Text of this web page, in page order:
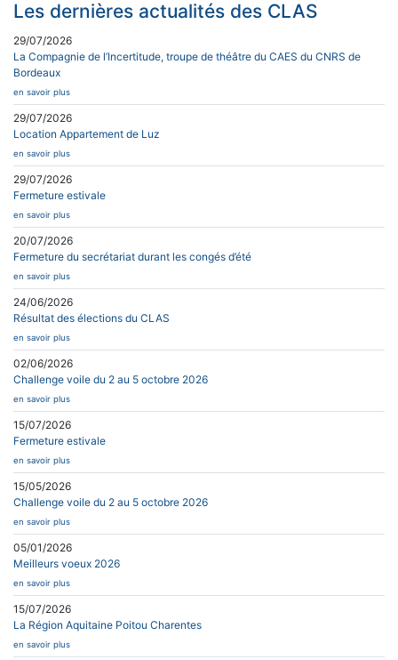
Les dernières actualités des CLAS
29/07/2026
La Compagnie de l’Incertitude, troupe de théâtre du CAES du CNRS de
Bordeaux
en savoir plus
29/07/2026
Location Appartement de Luz
en savoir plus
29/07/2026
Fermeture estivale
en savoir plus
20/07/2026
Fermeture du secrétariat durant les congés d’été
en savoir plus
24/06/2026
Résultat des élections du CLAS
en savoir plus
02/06/2026
Challenge voile du 2 au 5 octobre 2026
en savoir plus
15/07/2026
Fermeture estivale
en savoir plus
15/05/2026
Challenge voile du 2 au 5 octobre 2026
en savoir plus
05/01/2026
Meilleurs voeux 2026
en savoir plus
15/07/2026
La Région Aquitaine Poitou Charentes
en savoir plus